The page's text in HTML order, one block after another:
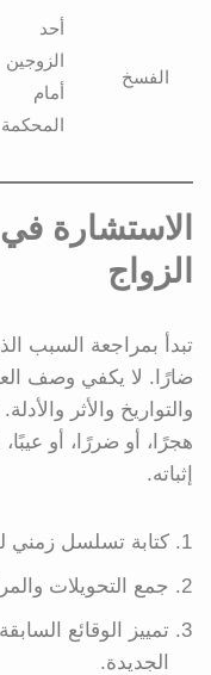
الفسخ
أحد
الزوجين
أمام
المحكمة
الاستشارة
الزواج
تبدأ بمراجعة السبب
ضارًا. لا يكفي وصف
والتواريخ والأثر
هجرًا، أو ضررًا، أو
إثباته.
كتابة تسلسل زمني
جمع التحويلات
تمييز الوقائع
الجديدة.